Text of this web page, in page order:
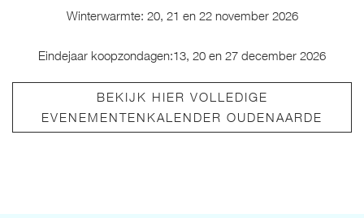
Winterwarmte: 20, 21 en 22 november 2026
Eindejaar koopzondagen:13, 20 en 27 december 2026
BEKIJK HIER VOLLEDIGE
EVENEMENTENKALENDER OUDENAARDE